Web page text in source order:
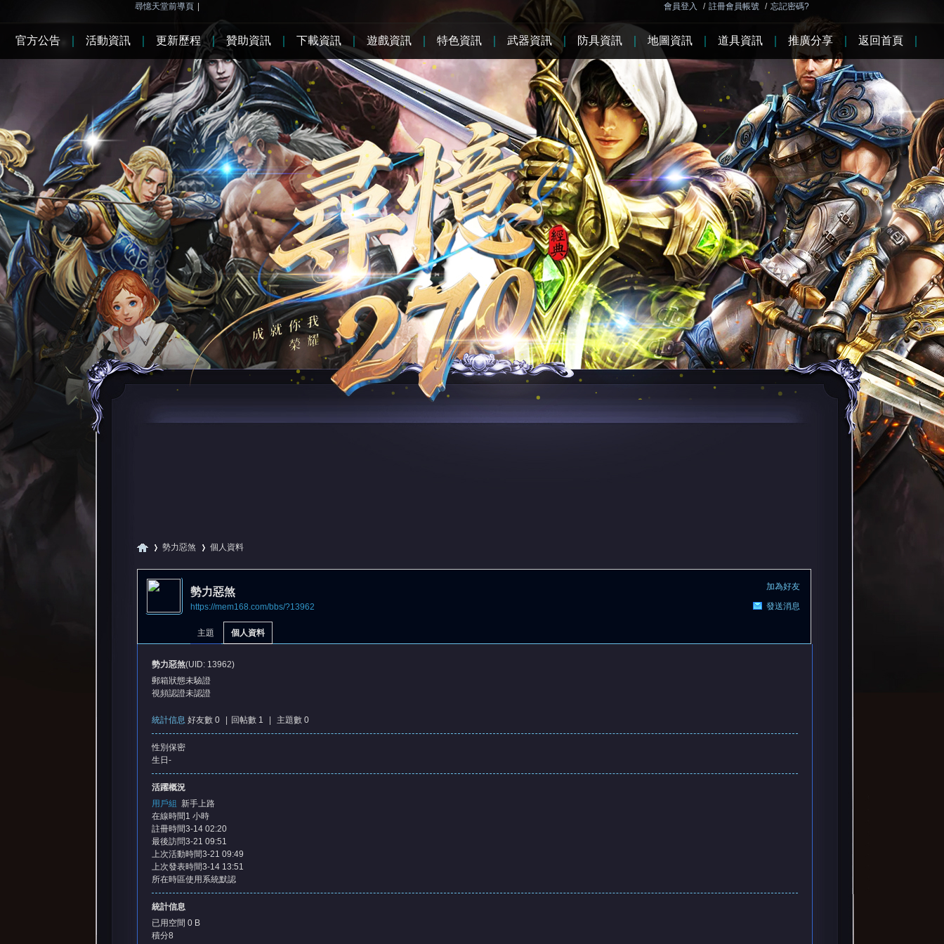
尋憶天堂前導頁 會員登入 / 註冊會員帳號 / 忘記密碼?
勢力惡煞
›
個人資料
加為好友
發送消息
勢力惡煞
https://mem168.com/bbs/?13962
主題 個人資料
勢力惡煞(UID: 13962)
郵箱狀態未驗證
視頻認證未認證
統計信息 好友數 0 回帖數 1 主題數 0
性別 保密
生日 -
活躍概況
用戶組
新手上路
在線時間 1 小時
註冊時間3-14 02:20
最後訪問3-21 09:51
上次活動時間3-21 09:49
上次發表時間3-14 13:51
所在時區使用系統默認
統計信息
已用空間 0 B
積分8